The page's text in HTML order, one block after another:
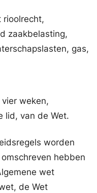
rioolrecht,
zaakbelasting,
gas,
weken,
lid, van de Wet.
worden
hebben
wet
de Wet